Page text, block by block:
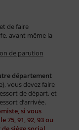
de faire
avant même la
de parution
département
vous devez faire
de départ, et
d’arrivée.
si vous
75, 91, 92, 93 ou